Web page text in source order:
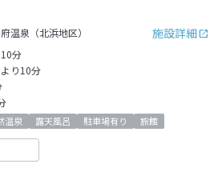
施設詳細
温泉（北浜地区）
分
り10分
温泉 露天風呂 駐車場有り 旅館